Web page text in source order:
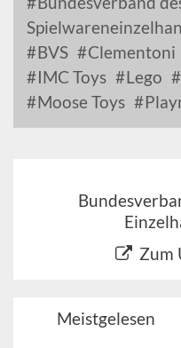
BVS
Clementoni
IMC Toys
Lego
Moose Toys
Zum
Meistgelesen